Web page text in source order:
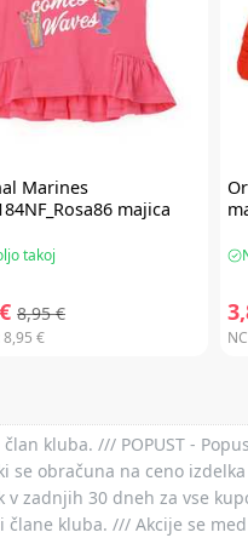
Marines
majica
takoj
8,95 €
8,95 €
kluba. /// POPUST -
se obračuna na ceno
zadnjih 30 dneh za vse
kluba. /// Akcije se